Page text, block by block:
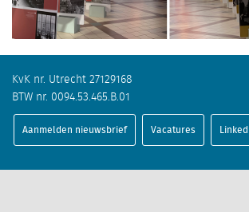
KvK nr. Utrecht 27129168
BTW nr. 0094.53.465.B.01
Aanmelden nieuwsbrief Vacatures